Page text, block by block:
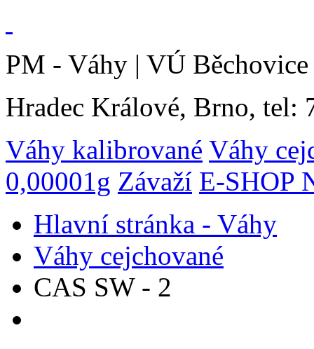
PM - Váhy | VÚ Běchovice
Hradec Králové, Brno, tel:
Váhy kalibrované Váhy
0,00001g Závaží E-SHOP
Hlavní stránka - Váhy
Váhy cejchované
CAS SW - 2